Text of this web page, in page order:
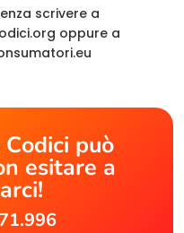
scrivere a
oppure a
Codici può
esitare a